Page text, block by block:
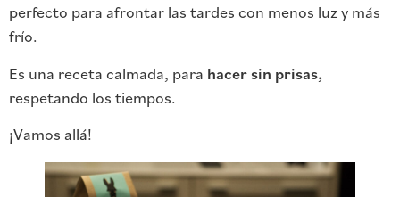
perfecto para afrontar las tardes con menos luz y más
frío.
Es una receta calmada, para hacer sin prisas,
respetando los tiempos.
¡Vamos allá!